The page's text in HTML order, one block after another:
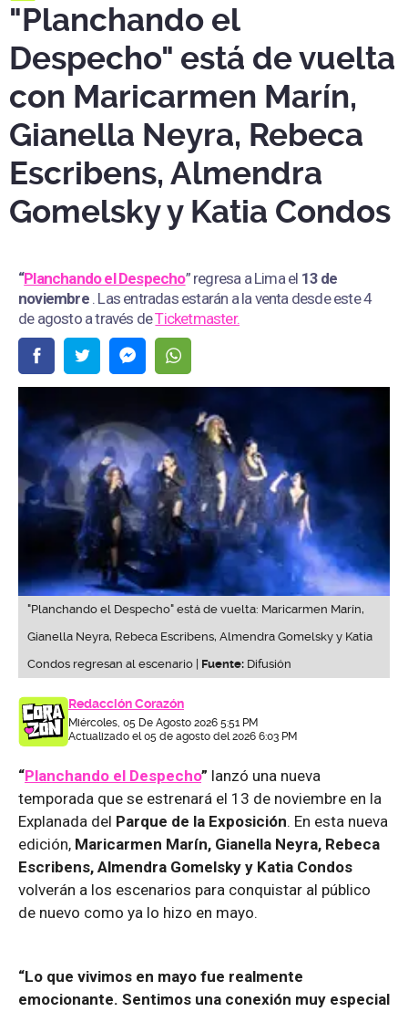
"Planchando el
Despecho" está de vuelta
con Maricarmen Marín,
Gianella Neyra, Rebeca
Escribens, Almendra
Gomelsky y Katia Condos
“Planchando el Despecho” regresa a Lima el 13 de
noviembre . Las entradas estarán a la venta desde este 4
de agosto a través deTicketmaster.
"Planchando el Despecho" está de vuelta: Maricarmen Marín,
Gianella Neyra, Rebeca Escribens, Almendra Gomelsky y Katia
Condos regresan al escenario | Fuente: Difusión
Redacción Corazón
Miércoles, 05 De Agosto 2026 5:51 PM
Actualizado el 05 de agosto del 2026 6:03 PM
“Planchando el Despecho” lanzó una nueva
temporada que se estrenará el 13 de noviembre en la
Explanada del Parque de la Exposición. En esta nueva
edición, Maricarmen Marín, Gianella Neyra, Rebeca
Escribens, Almendra Gomelsky y Katia Condos
volverán a los escenarios para conquistar al público
de nuevo como ya lo hizo en mayo.
“Lo que vivimos en mayo fue realmente
emocionante. Sentimos una conexión muy especial